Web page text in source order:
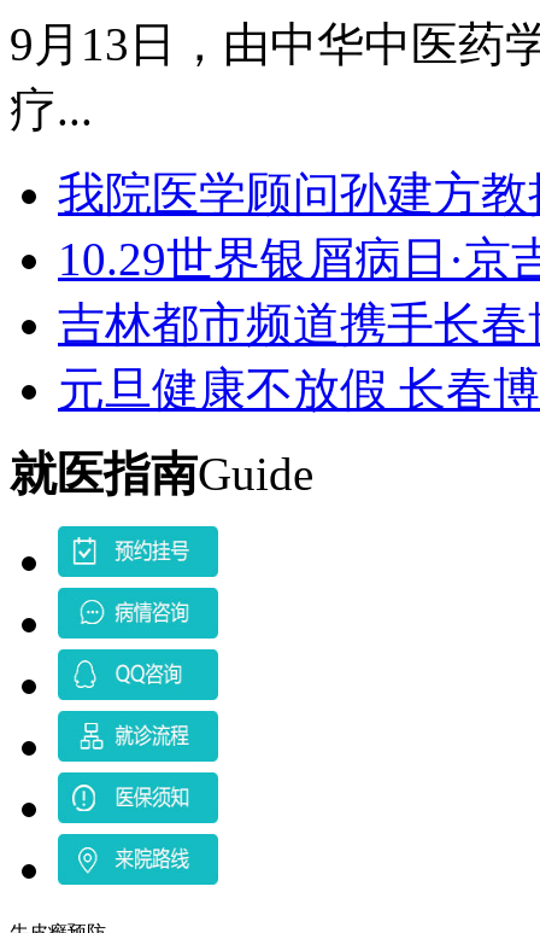
9月13日，由中华中医药
疗...
我院医学顾问孙建方
10.29世界银屑病日·京
吉林都市频道携手长
元旦健康不放假 长春
就医指南Guide